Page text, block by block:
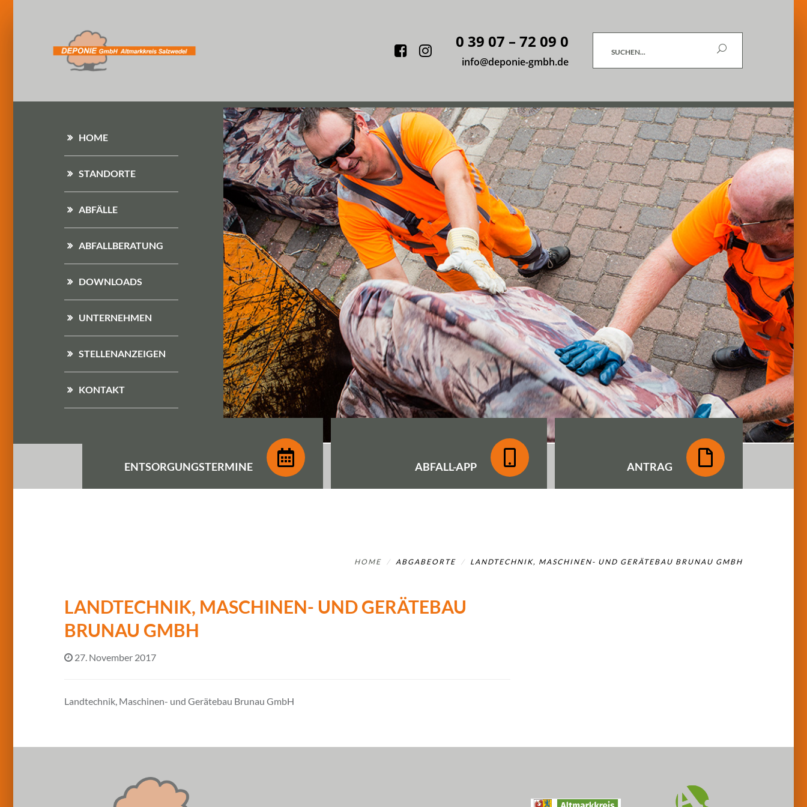
Facebook
Instagram
0 39 07 – 72 09 0
info@deponie-gmbh.de
Suchen
HOME
STANDORTE
ABFÄLLE
ABFALLBERATUNG
DOWNLOADS
UNTERNEHMEN
STELLENANZEIGEN
KONTAKT
ENTSORGUNGSTERMINE ABFALL-APP ANTRAG
HOME ABGABEORTE LANDTECHNIK, MASCHINEN- UND GERÄTEBAU BRUNAU GMBH
LANDTECHNIK, MASCHINEN- UND GERÄTEBAU
BRUNAU GMBH
27. November 2017
Landtechnik, Maschinen- und Gerätebau Brunau GmbH